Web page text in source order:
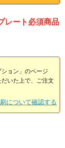
レート必須商品
ョン」のページ
いた上で、ご注文
について確認する